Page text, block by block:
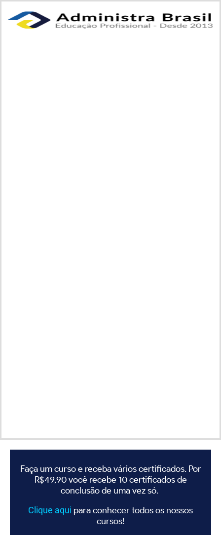
Faça um curso e receba vários certificados. Por
R$49,90 você recebe 10 certificados de
conclusão de uma vez só.
Clique aqui para conhecer todos os nossos
cursos!